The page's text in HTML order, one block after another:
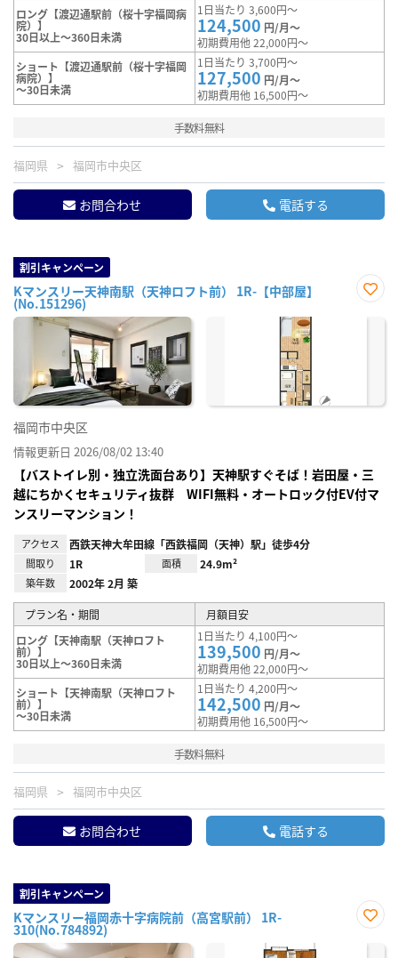
ロング【渡辺通駅前（桜十字福岡病
院）】
30日以上～360日未満
1日当たり 3,600円～
124,500 円/月～
初期費用他 22,000円～
ショート【渡辺通駅前（桜十字福岡
病院）】
～30日未満
1日当たり 3,700円～
127,500 円/月～
初期費用他 16,500円～
手数料無料
福岡県 福岡市中央区
お問合わせ 電話する
割引キャンペーン
Kマンスリー天神南駅（天神ロフト前） 1R-【中部屋】
(No.151296)
に入
福岡市中央区
情報更新日 2026/08/02 13:40
【バストイレ別・独立洗面台あり】天神駅すぐそば！岩田屋・三
越にちかくセキュリティ抜群 WIFI無料・オートロック付EV付マ
ンスリーマンション！
アクセス 西鉄天神大牟田線「西鉄福岡（天神）駅」徒歩4分
間取り 1R 面積 24.9m²
築年数 2002年 2月 築
プラン名・期間
月額目安
ロング【天神南駅（天神ロフト
前）】
30日以上～360日未満
1日当たり 4,100円～
139,500 円/月～
初期費用他 22,000円～
ショート【天神南駅（天神ロフト
前）】
～30日未満
1日当たり 4,200円～
142,500 円/月～
初期費用他 16,500円～
手数料無料
福岡県 福岡市中央区
お問合わせ 電話する
割引キャンペーン
Kマンスリー福岡赤十字病院前（高宮駅前） 1R-
310(No.784892)
に入